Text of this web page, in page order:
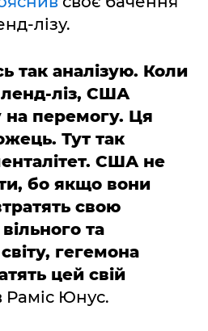
лізу.
так аналізую. Коли
ліз, США
на перемогу. Ця
Тут так
США не
бо якщо вони
свою
та
гегемона
цей свій
Раміс Юнус.